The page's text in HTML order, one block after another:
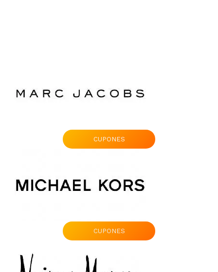
CUPONES
CUPONES